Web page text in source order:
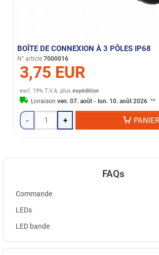
BOÎTE DE CONNEXION À 3 PÔLES IP68
N° article 7000016
3,75 EUR
excl. 19% T.V.A. plusexpédition
Livraisonven. 07. août - lun. 10. août 2026 **
- + PANIER
FAQs
Commande
LEDs
LED bande